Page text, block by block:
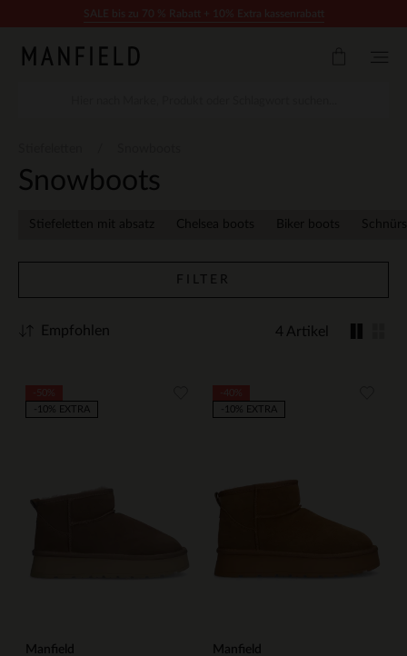
Snowboots
Stiefeletten mit absatz Chelsea boots Biker boots
FILTER
4 Artikel
Empfohlen
Manfield
-10% EXTRA
Manfield
-10% EXTRA